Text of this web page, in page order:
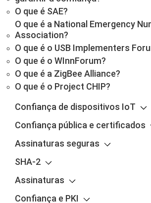
O que é SAE?
O que é a National Emergency
Association?
O que é o USB Implementers
O que é o WInnForum?
O que é a ZigBee Alliance?
O que é o Project CHIP?
Confiança de dispositivos IoT
Confiança pública e certificados
Assinaturas seguras
SHA-2
Assinaturas
Confiança e PKI